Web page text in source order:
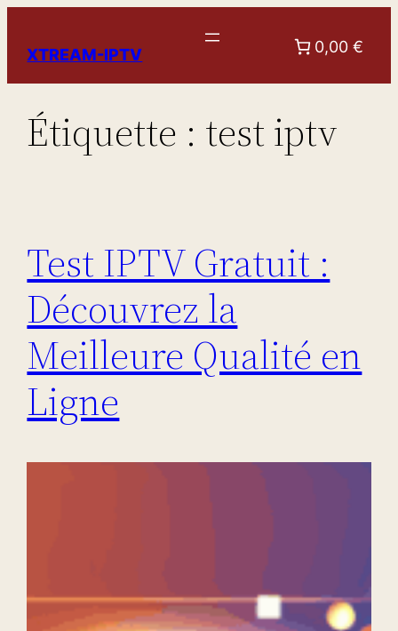
contenu
XTREAM-IPTV 0,00 €
Étiquette : test iptv
Test IPTV Gratuit :
Découvrez la
Meilleure Qualité en
Ligne